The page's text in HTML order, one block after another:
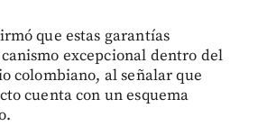
que estas garantías
excepcional dentro del
colombiano, al señalar que
cuenta con un esquema